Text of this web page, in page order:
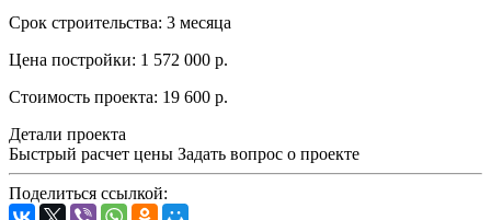
Срок строительства: 3 месяца
Цена постройки: 1 572 000 р.
Стоимость проекта: 19 600 р.
Детали проекта
Быстрый расчет цены Задать вопрос о проекте
Поделиться ссылкой: